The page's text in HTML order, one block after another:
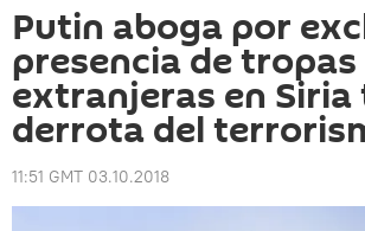
Putin aboga por
presencia de tropas
extranjeras en Siria
derrota del
11:51 GMT 03.10.2018